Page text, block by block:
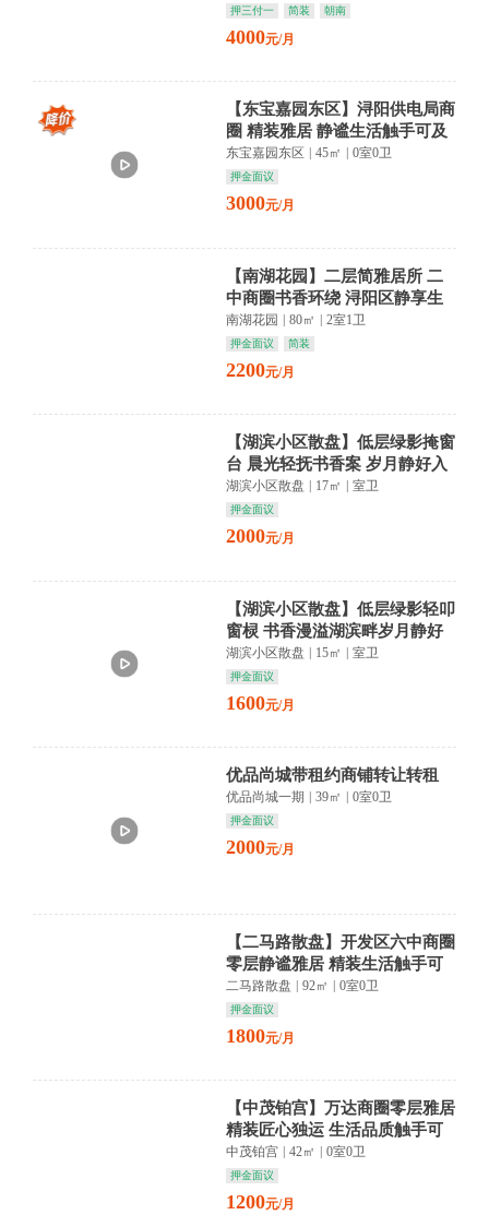
押三付一 简装 朝南
4000元/月
【东宝嘉园东区】浔阳供电局商
圈 精装雅居 静谧生活触手可及
东宝嘉园东区 45㎡ 0室0卫
押金面议
3000元/月
【南湖花园】二层简雅居所 二
中商圈书香环绕 浔阳区静享生
活
南湖花园 | 80㎡ | 2室1卫
押金面议 简装
2200元/月
【湖滨小区散盘】低层绿影掩窗
台 晨光轻抚书香案 岁月静好入
梦来
湖滨小区散盘 17㎡ 室卫
押金面议
2000元/月
【湖滨小区散盘】低层绿影轻叩
窗棂 书香漫溢湖滨畔岁月静好
入梦来
湖滨小区散盘 | 15㎡ | 室卫
押金面议
1600元/月
优品尚城带租约商铺转让转租
优品尚城一期 39㎡ 0室0卫
押金面议
2000元/月
【二马路散盘】开发区六中商圈
零层静谧雅居 精装生活触手可
及
二马路散盘 | 92㎡ | 0室0卫
押金面议
1800元/月
【中茂铂宫】万达商圈零层雅居
精装匠心独运 生活品质触手可
及
中茂铂宫 42㎡ 0室0卫
押金面议
1200元/月